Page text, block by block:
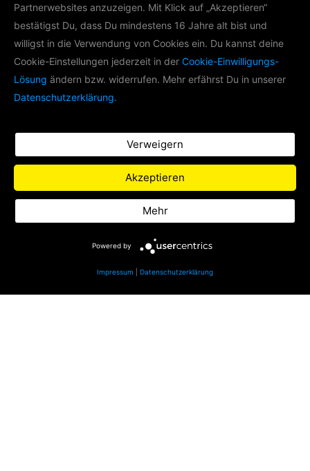
LIFE RADIO AKADEMIE
Im Rahmen der Life Radio Akademie
produzieren wir mit
verschiedenen Themen.
Impressum
Partnerwebsites anzuzeigen. Mit Klick auf „Akzeptieren“
bestätigst Du, dass Du mindestens 16 Jahre alt bist und
willigst in die Verwendung von Cookies ein. Du kannst deine
Cookie-Einstellungen jederzeit in der Cookie-Einwilligungs-
Lösung ändern bzw. widerrufen. Mehr erfährst Du in unserer
Datenschutzerklärung.
Verweigern
Akzeptieren
Mehr
Powered by
Impressum Datenschutzerklärung